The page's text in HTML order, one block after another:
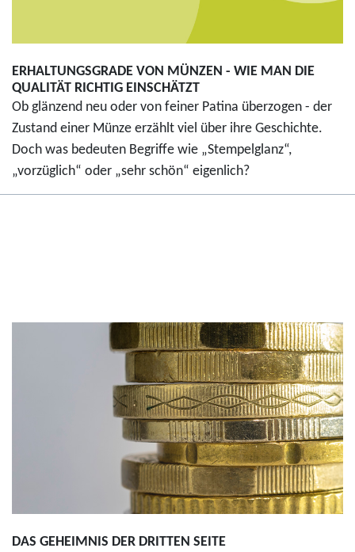
ERHALTUNGSGRADE VON MÜNZEN - WIE MAN DIE
QUALITÄT RICHTIG EINSCHÄTZT
Ob glänzend neu oder von feiner Patina überzogen - der
Zustand einer Münze erzählt viel über ihre Geschichte.
Doch was bedeuten Begriffe wie „Stempelglanz“,
„vorzüglich“ oder „sehr schön“ eigenlich?
DAS GEHEIMNIS DER DRITTEN SEITE